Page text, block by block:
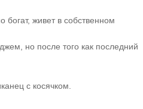
богат, живет в собственном
но после того как последний
с косячком.